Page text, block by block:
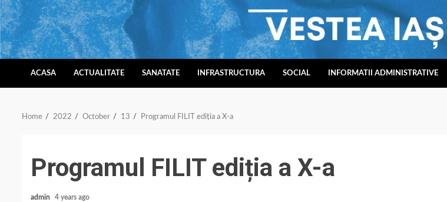
Skip
to
content
ACASA ACTUALITATE SANATATE INFRASTRUCTURA SOCIAL INFORMATII ADMINISTRATIVE
Home 2022 October 13 Programul FILIT ediția a X-a
Programul FILIT ediția a X-a
admin 4 years ago